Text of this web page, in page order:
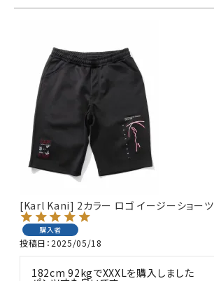
サイズ
XXL
29inc
30inc
34inc
36inc
40inc
KIDS
カラー
絞り込んで検索する
[Karl Kani] 2カラー ロゴ イージーショーツ
購入者
投稿日 2025/05/18
182cm 92kgでXXXLを購入しました